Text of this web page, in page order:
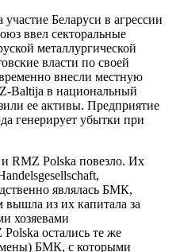
Беларуси в агрессии
ввел секторальные
металлургической
власти по своей
внесли местную
Baltija в национальный
ее активы. Предприятие
генерирует убытки при
RMZ Polska повезло. Их
являлась БМК,
из их капитала за
хозяевами
остались те же
БМК, с которыми